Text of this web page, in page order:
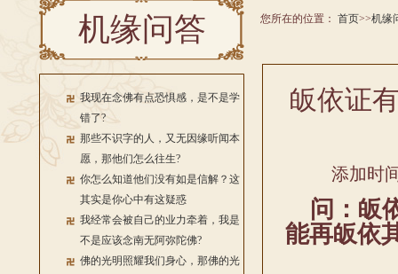
机缘问答
我现在念佛有点恐惧感，是不是学
错了?
那些不识字的人，又无因缘听闻本
愿，那他们怎么往生?
你怎么知道他们没有如是信解？这
其实是你心中有这疑惑
我经常会被自己的业力牵着，我是
不是应该念南无阿弥陀佛?
佛的光明照耀我们身心，那佛的光
您所在的位置： 首页>>机缘
皈依证
添加时
问：皈
能再皈依